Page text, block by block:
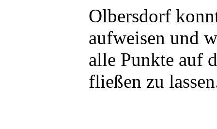
Olbersdorf
aufweisen und
alle Punkte auf
fließen zu